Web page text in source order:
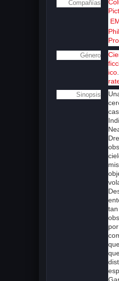
Compañías
Género
ico
Sinopsis
tan
por